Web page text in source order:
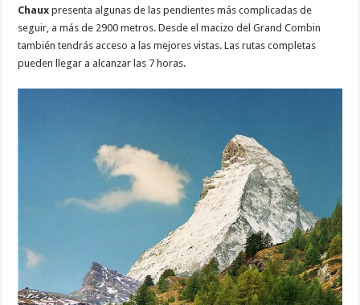
Chaux presenta algunas de las pendientes más complicadas de
seguir, a más de 2900 metros. Desde el macizo del Grand Combin
también tendrás acceso a las mejores vistas. Las rutas completas
pueden llegar a alcanzar las 7 horas.